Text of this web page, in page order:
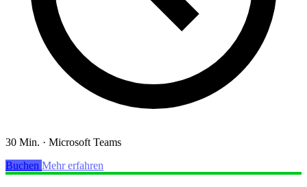
30 Min. · Microsoft Teams
Buchen Mehr erfahren